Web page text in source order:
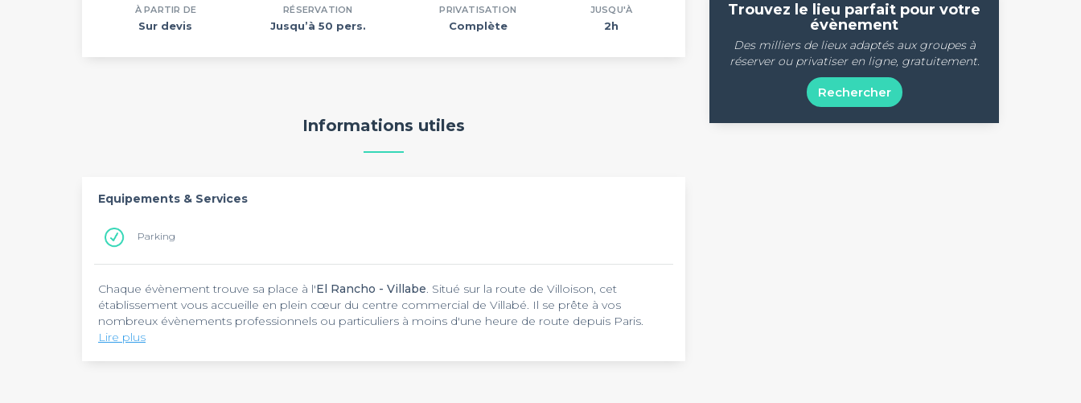
À PARTIR DE
Sur devis
RÉSERVATION
Jusqu’à 50 pers.
PRIVATISATION
Complète
JUSQU'À
2h
Informations utiles
Equipements & Services
Parking
Chaque évènement trouve sa place à l'El Rancho - Villabe. Situé sur la route de Villoison, cet
établissement vous accueille en plein cœur du centre commercial de Villabé. Il se prête à vos
nombreux évènements professionnels ou particuliers à moins d'une heure de route depuis Paris.
Lire plus
Trouvez le lieu parfait pour votre
évènement
Des milliers de lieux adaptés aux groupes à
réserver ou privatiser en ligne, gratuitement.
Rechercher